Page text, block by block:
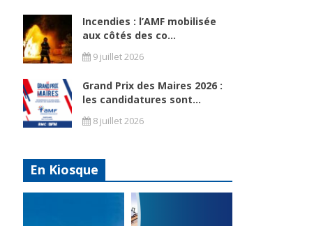
Incendies : l’AMF mobilisée
aux côtés des co...
9 juillet 2026
Grand Prix des Maires 2026 :
les candidatures sont...
8 juillet 2026
En Kiosque